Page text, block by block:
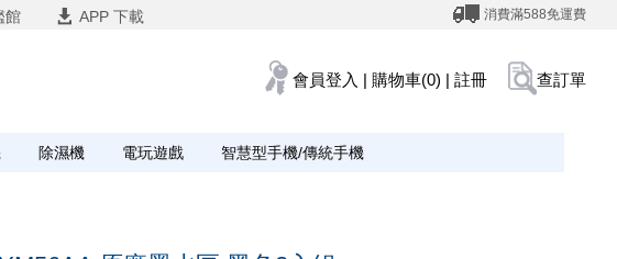
館 APP 下載 消費滿588免運費
會員登入 | 購物車(0) | 註冊 查訂單
除濕機 電玩遊戲 智慧型手機/傳統手機